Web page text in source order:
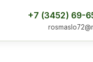
+7 (3452) 69-